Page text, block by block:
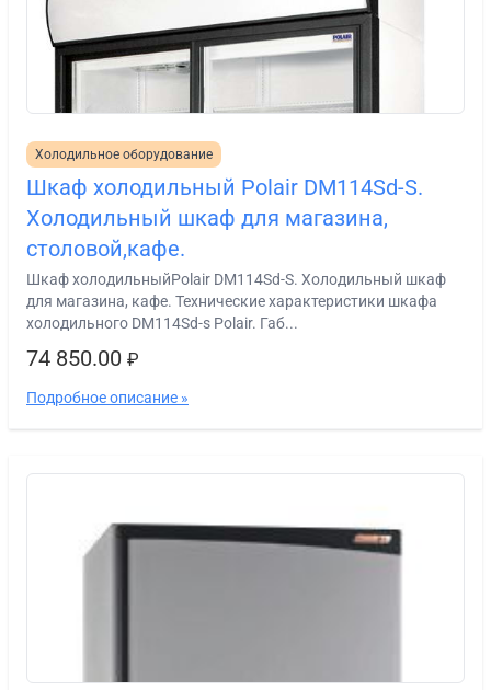
Холодильное оборудование
Шкаф холодильный Polair DM114Sd-S.
Холодильный шкаф для магазина,
столовой,кафе.
Шкаф холодильныйPolair DM114Sd-S. Холодильный шкаф
для магазина, кафе. Технические характеристики шкафа
холодильного DM114Sd-s Polair. Габ...
74 850.00 ₽
Подробное описание »